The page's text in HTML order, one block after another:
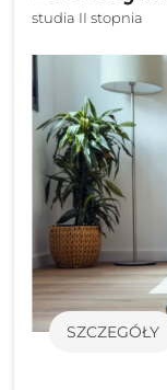
studia II stopnia
SZCZEGÓŁY